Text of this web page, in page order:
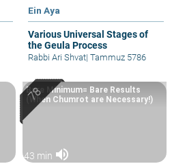
Ein Aya
Various Universal Stages of
the Geula Process
Rabbi Ari Shvat| Tammuz 5786
43 min volume_up
Bare Minimum= Bare Results
(When Chumrot are Necessary!)